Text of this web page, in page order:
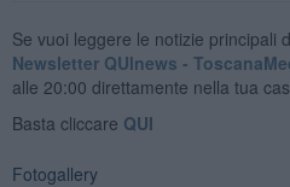
Se vuoi leggere le notizie principali
Newsletter QUInews -
alle 20:00 direttamente nella tua
Basta cliccare QUI
Fotogallery